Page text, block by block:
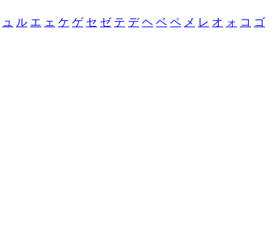
ュ ル エ ェ ケ ゲ セ ゼ テ デ ヘ ベ ペ メ レ オ ォ コ ゴ